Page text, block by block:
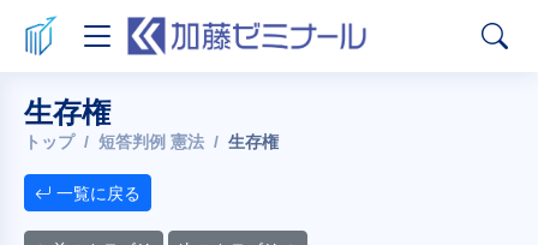
生存権
トップ 短答判例 憲法 生存権
一覧に戻る